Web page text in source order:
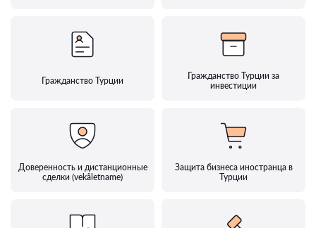
Гражданство Турции
Гражданство Турции за
инвестиции
Доверенность и дистанционные
сделки (vekâletname)
Защита бизнеса иностранца в
Турции